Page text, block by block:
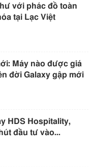
với phác đồ toàn
tại Lạc Việt
Máy nào được giá
đời Galaxy gập mới
HDS Hospitality,
đầu tư vào...